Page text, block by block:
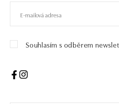
Souhlasím s odběrem